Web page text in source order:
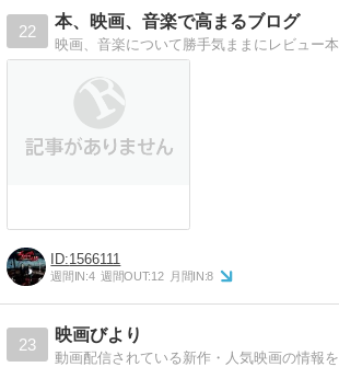
22
本、映画、音楽で高まるブログ
1566111
週間IN:4 週間OUT:12 月間IN:8
23
映画びより
動画配信されている新作・人気映画の情報を